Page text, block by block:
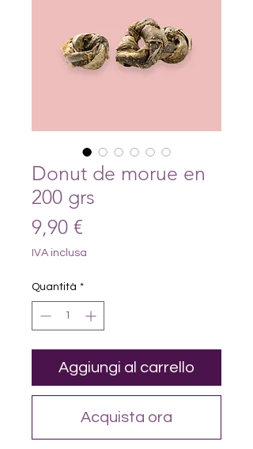
Donut de morue en
200 grs
9,90 €
IVA inclusa
Quantità *
Aggiungi al carrello
Acquista ora